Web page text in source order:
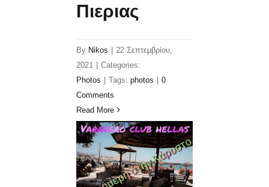
Πιεριας
By Nikos | 22 Σεπτεμβρίου,
2021 | Categories:
Photos | Tags: photos | 0
Comments
Read More